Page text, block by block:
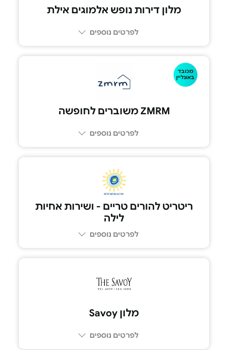
מלון דירות נופש אלמוגים אילת
לפרטים נוספים
מכובד
באונליין
ZMRM משוברים לחופשה‏
לפרטים נוספים
ריטריט להורים טריים - ושירות אחיות
לילה
לפרטים נוספים
מלון Savoy
לפרטים נוספים